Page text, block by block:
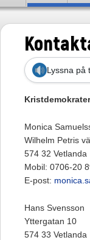
Lyssna på
Monica
Wilhelm Petris
574 32 Vetlanda
Mobil: 0706-20
E-post:
Hans Svensson
Yttergatan 10
574 33 Vetlanda